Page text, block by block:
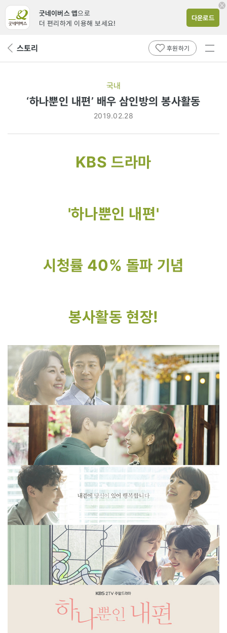
굿네이버스 앱으로
더 편리하게 이용해 보세요!
다운로드
뒤 스토리 후원하기
전체
국내
‘하나뿐인 내편’ 배우 삼인방의 봉사활동
2019.02.28
KBS 드라마
'하나뿐인 내편'
시청률 40% 돌파 기념
봉사활동 현장!